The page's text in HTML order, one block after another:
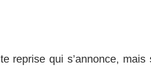
reprise qui s’annonce,